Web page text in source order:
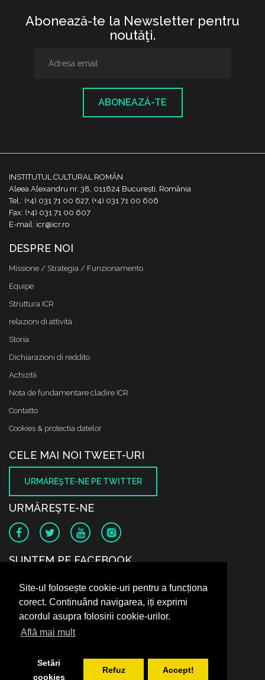
Site-ul folosește cookie-uri pentru a funcționa
corect. Continuând navigarea, iți exprimi
acordul asupra folosirii cookie-urilor.
Află mai mult
Setări
cookies
Refuz Accept!
Abonează-te la Newsletter pentru
noutăţi.
ABONEAZĂ-TE
INSTITUTUL CULTURAL ROMÂN
Aleea Alexandru nr. 38, 011824 București, România
Tel.: (+4) 031 71 00 627, (+4) 031 71 00 606
Fax: (+4) 031 71 00 607
E-mail: icr@icr.ro
DESPRE NOI
Missione / Strategia / Funzionamento
Equipe
Struttura ICR
relazioni di attività
Storia
Dichiarazioni di reddito
Achizitii
Nota de fundamentare cladire ICR
Contatto
Cookies & protectia datelor
CELE MAI NOI TWEET-URI
URMĂREŞTE-NE PE TWITTER
URMĂREŞTE-NE
SUNTEM PE FACEBOOK